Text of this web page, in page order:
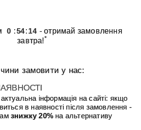
0 :54:14 - отримай замовлення
завтра!*
замовити у нас:
інформація на сайті: якщо
в наявності після замовлення -
знижку 20% на альтернативу